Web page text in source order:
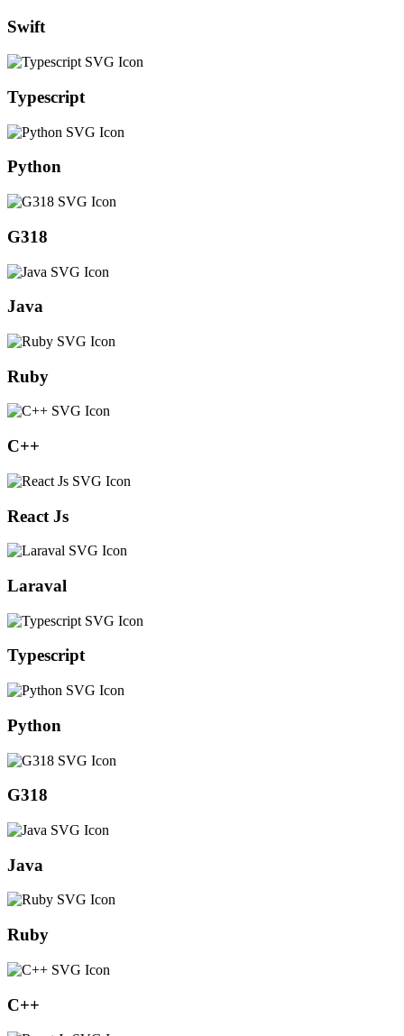
Swift
Typescript
Python
G318
Java
Ruby
C++
React Js
Laraval
Typescript
Python
G318
Java
Ruby
C++